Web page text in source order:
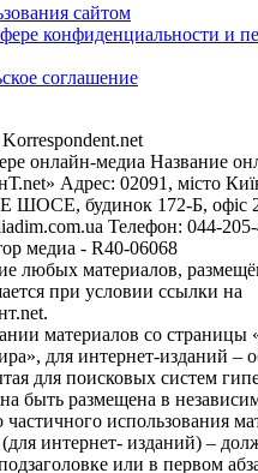
сайтом
конфиденциальности и
соглашение
онлайн-медиа Название
Адрес: 02091, місто
будинок 172-Б, офіс
Телефон: 044-
медиа - R40-06068
любых материалов,
при условии ссылки на
материалов со страницы
для интернет-изданий –
для поисковых систем
быть размещена в
использования
интернет- изданий) –
или в первом